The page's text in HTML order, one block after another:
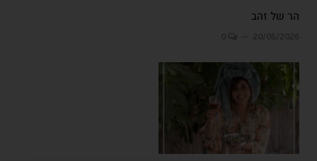
הר של זהב